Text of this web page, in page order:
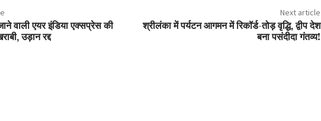
वाली एयर इंडिया एक्सप्रेस की
उड़ान रद्द
Next article
श्रीलंका में पर्यटन आगमन में रिकॉर्ड-तोड़ वृद्धि, द्वीप देश
बना पसंदीदा गंतव्य!